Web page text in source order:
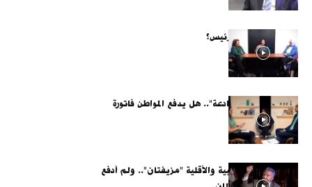
ماذا بعد خطاب الرئيس؟
موازنة "الأرقام الخادعة".. هل يدفع المواطن فاتورة
"تسوية الدفاتر"؟
أكمل قرطام: الأغلبية والأقلية "مزيفتان".. ولم أدفع